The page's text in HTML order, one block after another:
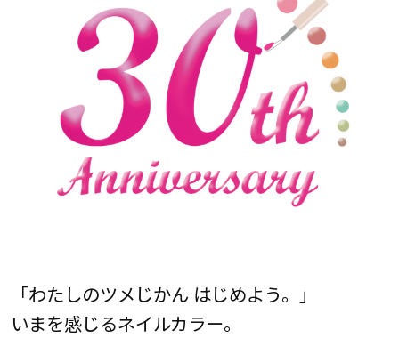
「わたしのツメじかん はじめよう。」
いまを感じるネイルカラー。